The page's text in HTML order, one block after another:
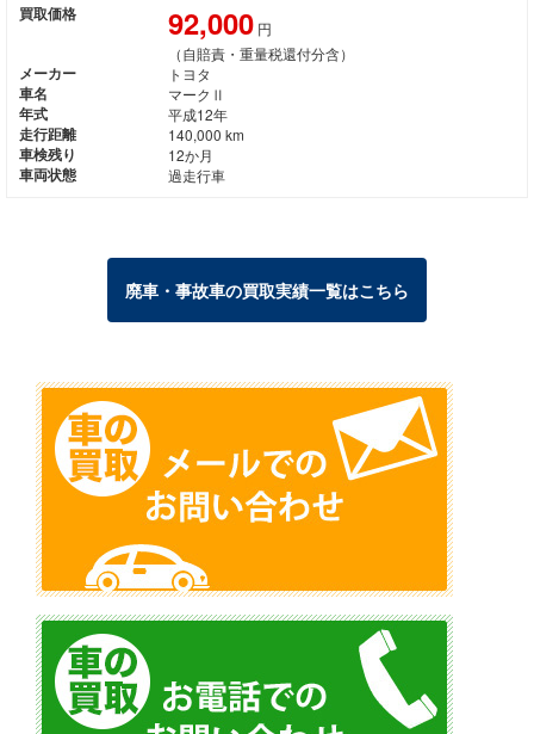
買取価格 92,000円
（自賠責・重量税還付分含）
メーカー
トヨタ
車名
マークⅡ
年式
平成12年
走行距離
140,000 km
車検残り
12か月
車両状態
過走行車
廃車・事故車の買取実績一覧はこちら